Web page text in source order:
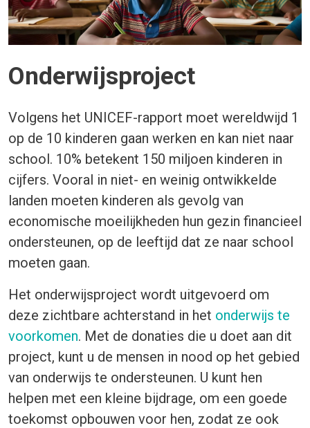
Onderwijsproject
Volgens het UNICEF-rapport moet wereldwijd 1
op de 10 kinderen gaan werken en kan niet naar
school. 10% betekent 150 miljoen kinderen in
cijfers. Vooral in niet- en weinig ontwikkelde
landen moeten kinderen als gevolg van
economische moeilijkheden hun gezin financieel
ondersteunen, op de leeftijd dat ze naar school
moeten gaan.
Het onderwijsproject wordt uitgevoerd om
deze zichtbare achterstand in het onderwijs te
voorkomen. Met de donaties die u doet aan dit
project, kunt u de mensen in nood op het gebied
van onderwijs te ondersteunen. U kunt hen
helpen met een kleine bijdrage, om een goede
toekomst opbouwen voor hen, zodat ze ook